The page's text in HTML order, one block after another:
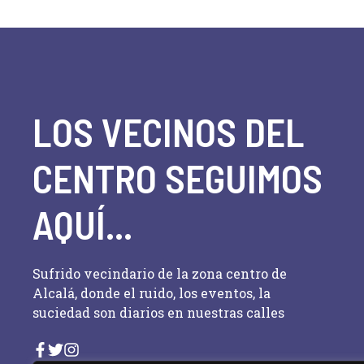
LOS VECINOS DEL
CENTRO SEGUIMOS
AQUÍ...
Sufrido vecindario de la zona centro de
Alcalá, donde el ruido, los eventos, la
suciedad son diarios en nuestras calles